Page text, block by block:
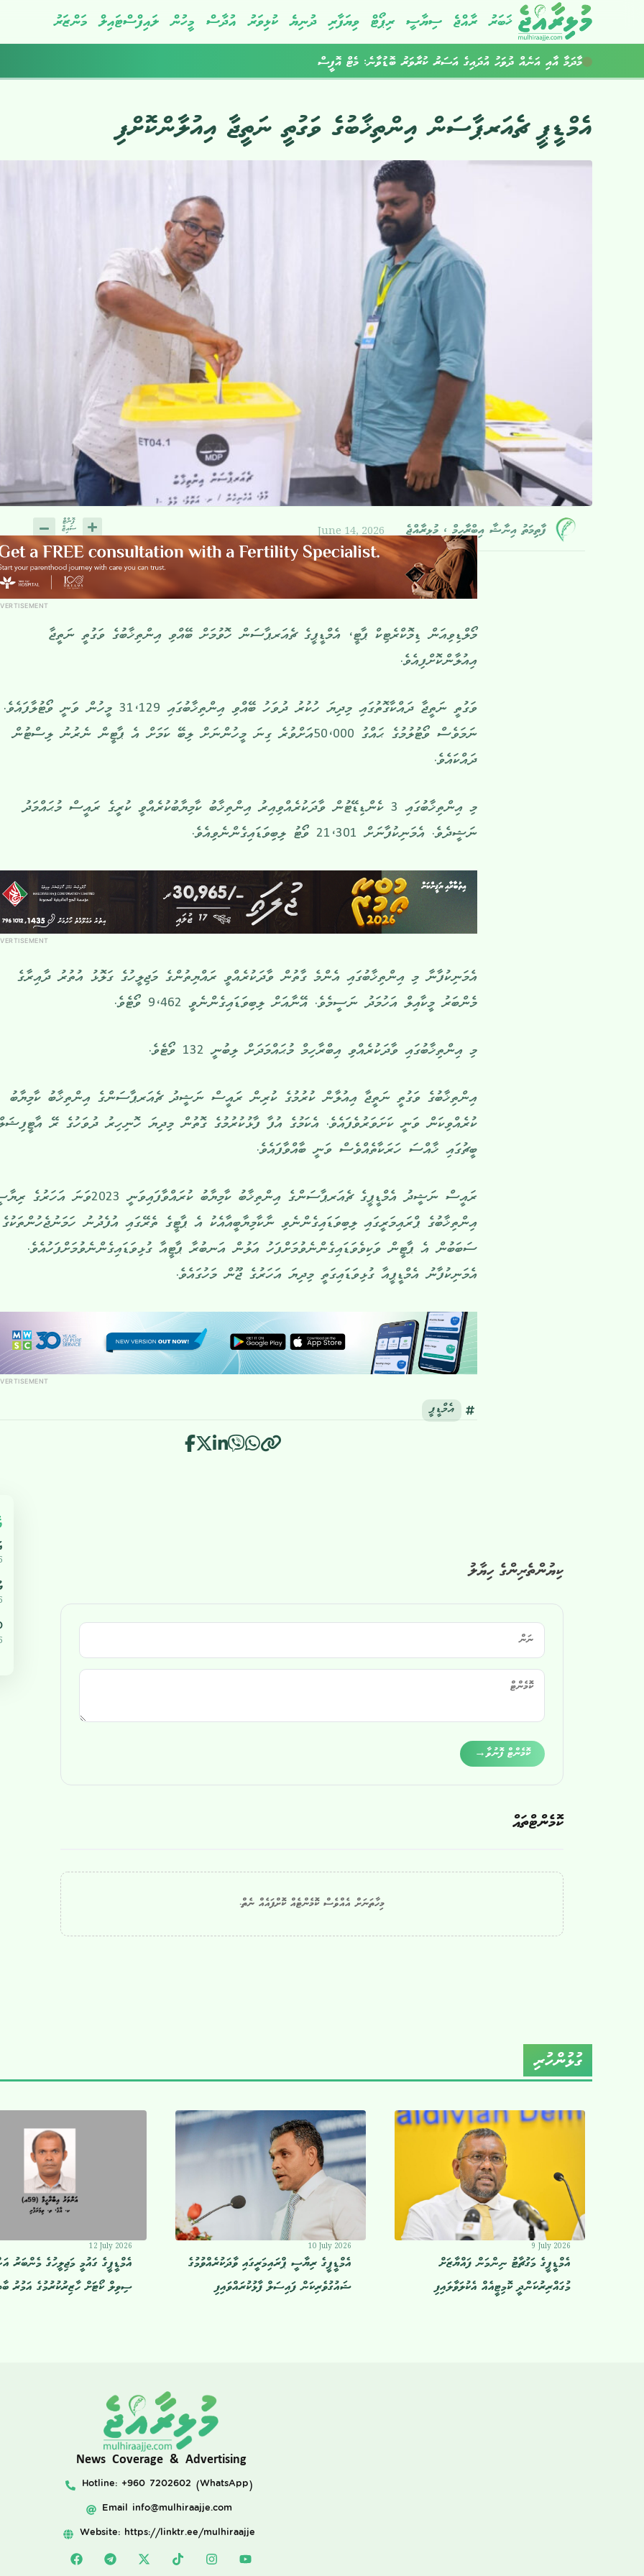
ޚަބަރު ރާއްޖެ ސިޔާސީ ރިޕޯޓް ވިޔަފާރި ދުނިޔެ ކުޅިވަރު އުދާސް މީހުން ލައިފްސްޓައިލް މަންޒަރު
މާދަމާ އާއި އަނެއް ދުވަހު އުދައިގެ އަސަރު ކުރާވަރު ބޮޑުވާނެ: މެޓް އޮފީސް
އެމްޑީޕީ ޗެއަރޕާސަން އިންތިޚާބުގެ ވަގުތީ ނަތީޖާ އިއުލާންކޮށްފި
ފާތިމަތު އިނާޝާ އިބްރާހީމް ، މުޅިރާއްޖެ June 14, 2026
މޯލްޑިވިއަން ޑިމޮކްރެޓިކް ޕާޓީ، އެމްޑީޕީގެ ޗެއަރޕާސަން ހޮވުމަށް ބޭއްވި އިންތިޚާބުގެ ވަގުތީ ނަތީޖާ
އިއުލާންކޮށްފިއެވެ.
ވަގުތީ ނަތީޖާ ދައްކާގޮތުގައި މިދިޔަ ހުކުރު ދުވަހު ބޭއްވި އިންތިޚާބުގައި 31،129 މީހުން ވަނީ ވޯޓުލާފައެވެ.
ނަމަވެސް ވޯޓުލުމުގެ ޙައްގު 50،000އަށްވުރެ ގިނަ މީހުންނަށް ލިބޭ ކަމަށް އެ ޕާޓީން ނެރުނު ލިސްޓުން
ދައްކައެވެ.
މި އިންތިޚާބުގައި 3 ކެންޑިޑޭޓުން ވާދަކުރެއްވިއިރު އިންތިޚާބު ކާމިޔާބުކުރެއްވީ ކުރީގެ ރައީސް މުޙައްމަދު
ނަޝީދެވެ. އެމަނިކުފާނަށް 21،301 ވޯޓު ލިބިވަޑައިގެންނެވިއެވެ.
އެމަނިކުފާނާ މި އިންތިޚާބުގައި އެންމެ ގާތުން ވާދަކުރެއްވީ ރައްޔިތުންގެ މަޖިލީހުގެ ގަލޮޅު އުތުރު ދާއިރާގެ
މެންބަރު މީކާއިލް އަހުމަދު ނަސީމެވެ. އޭނާއަށް ލިބިވަޑައިގެންނެވީ 9،462 ވޯޓެވެ.
މި އިންތިޚާބުގައި ވާދަކުރެއްވި އިބްރާހިމް މުޙައްމަދަށް ލިބުނީ 132 ވޯޓެވެ.
އިންތިޚާބުގެ ވަގުތީ ނަތީޖާ އިއުލާން ކުރުމުގެ ކުރިން ރައީސް ނަޝީދު ޗެއަރޕާސަންގެ އިންތިޚާބު ކާމިޔާބު
ކުރެއްވިކަން ވަނީ ކަށަވަރުވެފައެވެ. އެކަމުގެ އުފާ ފާޅުކުރުމުގެ ގޮތުން މިދިޔަ ހޮނިހިރު ދުވަހުގެ ރޭ
ބީޗުގައި ޚާއްސަ ހަރަކާތެއްވެސް ވަނީ ބާއްވާފައެވެ.
ރައީސް ނަޝީދު އެމްޑީޕީގެ ޗެއަރޕާސަންގެ އިންތިޚާބު ކާމިޔާބު ކުރައްވާފައިވަނީ 2023ވަނަ
އިންތިޚާބުގެ ޕްރައިމަރީގައި ލިބިވަޑައިގެންނެވި ނާކާމިޔާބީއާއެކު އެ ޕާޓީގެ ތެރޭގައި އުފެދުނު ހަމަނުޖެހުންތަކުގެ
ސަބަބުން އެ ޕާޓީން ވަކިވެވަޑައިގެންނެވުމަށްފަހު އަލުން އަނބުރާ ޕާޓީއާ ގުޅިވަޑައިގެންނެވުމަށްފަހުއެވެ.
އެމަނިކުފާނު އެމްޑީޕީއާ ގުޅިވަޑައިގަތީ މިދިޔަ އަހަރުގެ ޖޫން މަހުގައެވެ.
އެމްޑީޕީ
ކިޔުންތެރިންގެ ހިޔާލު
ކޮމެންޓް ފޮނުވާ→
ކޮމެންޓްތައް
މިހާތަނަށް އެއްވެސް ކޮމެންޓެއް ކޮށްފައެއް ނެތް.
ގުޅުންހުރި
12 July 2026
އެމްޑީޕީގެ ގައުމީ މަޖިލީހުގެ މެންބަރު
ސިވިލް ކޯޓަށް ހާޒިރުކުރުމުގެ އަމުރު
10 July 2026
އެމްޑީޕީގެ ރިޔާސީ ޕްރައިމަރީގައި ވާދަކުރެއްވުމުގެ
ޝައުގުވެރިކަން ފައިސަލް ފާޅުކުރައްވައިފި
9 July 2026
އެމްޑީޕީގެ މަގުޗާޓު ނިންމަން ފައްޔާޒަށް
މުގައްރިރުކަންދީ ކޮމިޓީއެއް އެކުލަވާލައިފި
News Coverage & Advertising
Hotline: +960 7202602 (WhatsApp)
Email info@mulhiraajje.com
Website: https://linktr.ee/mulhiraajje